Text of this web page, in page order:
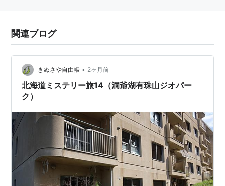
「変動する大地との共生」がテーマ。
2008年12月8日、日本ジオパークネットワーク加盟認
定。
定。
2010年2月26日、洞爺湖有珠山ジオパーク推進協議会設
立。
2011年9月29日〜10月1日、第3回日本ジオパーク全国大
会が洞爺湖町で開催。
関連ブログ
きぬさや自由帳 • 2ヶ月前
北海道ミステリー旅14（洞爺湖有珠山ジオパー
ク）